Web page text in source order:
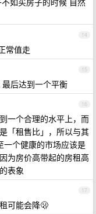
14
常值走
15
后达到一个平衡
16
一个合理的水平上，而
「租售比」，所以与其
个健康的市场应该是
为房价高带起的房租高
表象
17
可能会降🫢